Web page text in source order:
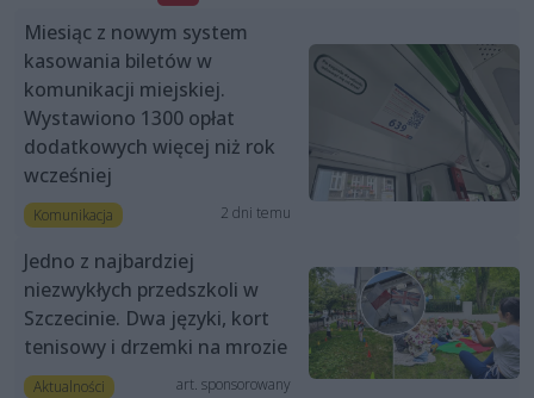
Miesiąc z nowym system
kasowania biletów w
komunikacji miejskiej.
Wystawiono 1300 opłat
dodatkowych więcej niż rok
wcześniej
Komunikacja 2 dni temu
Jedno z najbardziej
niezwykłych przedszkoli w
Szczecinie. Dwa języki, kort
tenisowy i drzemki na mrozie
Aktualności art. sponsorowany